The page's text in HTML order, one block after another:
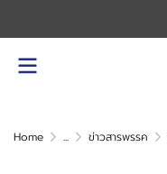
Home ... ข่าวสารพรรค